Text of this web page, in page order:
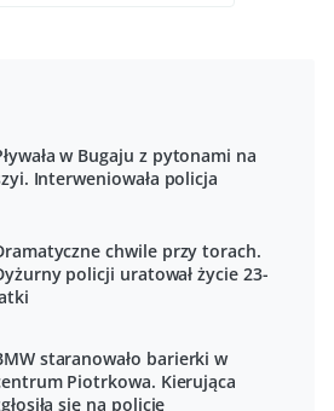
w Bugaju z pytonami na
Interweniowała policja
chwile przy torach.
policji uratował życie 23-
staranowało barierki w
Piotrkowa. Kierująca
się na policję